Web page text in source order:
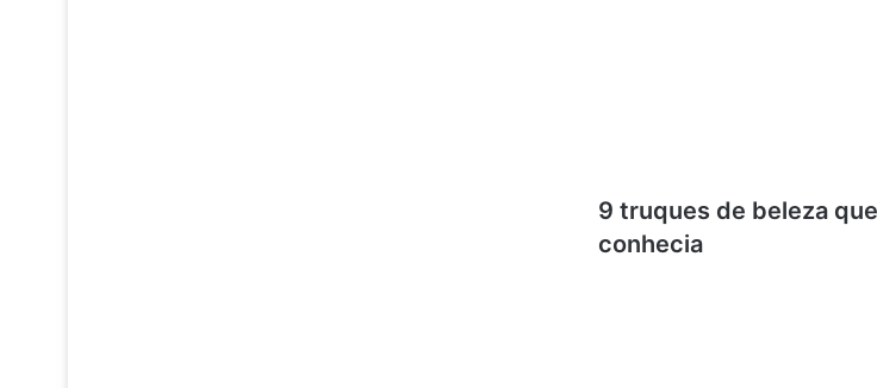
9 truques de beleza
conhecia